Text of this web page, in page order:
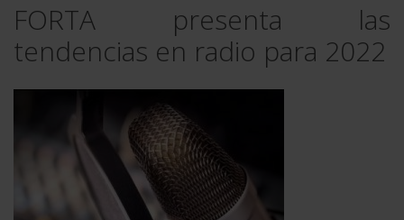
FORTA presenta las
tendencias en radio para 2022